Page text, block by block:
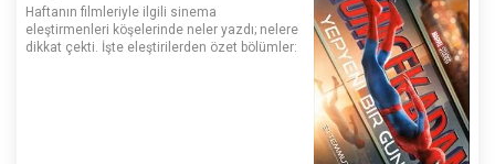
Haftanın filmleriyle ilgili sinema
eleştirmenleri köşelerinde neler yazdı; nelere
dikkat çekti. İşte eleştirilerden özet bölümler: